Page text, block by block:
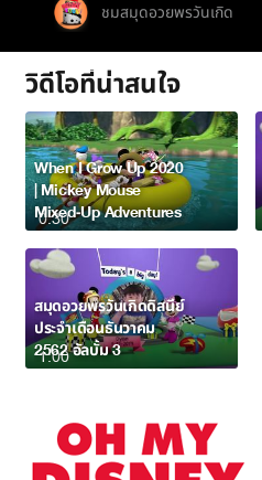
ชมสมุดอวยพรวันเกิด
วิดีโอที่น่าสนใจ
0:30
When I Grow Up 2020
| Mickey Mouse
Mixed-Up Adventures
1:00
สมุดอวยพรวันเกิดดิสนีย์
ประจำเดือนธันวาคม
2562 อัลบั้ม 3